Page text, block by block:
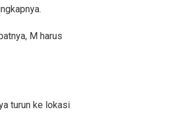
M harus
turun ke lokasi